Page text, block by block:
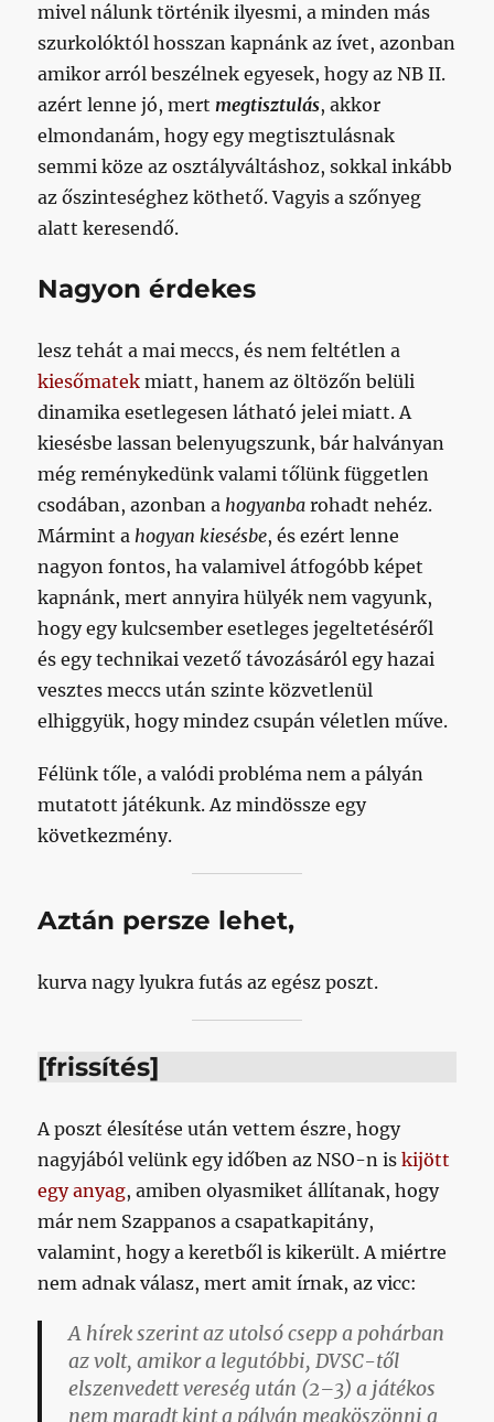
mivel nálunk történik ilyesmi, a minden más
szurkolóktól hosszan kapnánk az ívet, azonban
amikor arról beszélnek egyesek, hogy az NB II.
azért lenne jó, mert megtisztulás, akkor
elmondanám, hogy egy megtisztulásnak
semmi köze az osztályváltáshoz, sokkal inkább
az őszinteséghez köthető. Vagyis a szőnyeg
alatt keresendő.
Nagyon érdekes
lesz tehát a mai meccs, és nem feltétlen a
kiesőmatek miatt, hanem az öltözőn belüli
dinamika esetlegesen látható jelei miatt. A
kiesésbe lassan belenyugszunk, bár halványan
még reménykedünk valami tőlünk független
csodában, azonban ahogyanba rohadt nehéz.
Mármint ahogyan kiesésbe, és ezért lenne
nagyon fontos, ha valamivel átfogóbb képet
kapnánk, mert annyira hülyék nem vagyunk,
hogy egy kulcsember esetleges jegeltetéséről
és egy technikai vezető távozásáról egy hazai
vesztes meccs után szinte közvetlenül
elhiggyük, hogy mindez csupán véletlen műve.
Félünk tőle, a valódi probléma nem a pályán
mutatott játékunk. Az mindössze egy
következmény.
Aztán persze lehet,
kurva nagy lyukra futás az egész poszt.
[frissítés]
A poszt élesítése után vettem észre, hogy
nagyjából velünk egy időben az NSO-n iskijött
egy anyag, amiben olyasmiket állítanak, hogy
már nem Szappanos a csapatkapitány,
valamint, hogy a keretből is kikerült. A miértre
nem adnak válasz, mert amit írnak, az vicc:
A hírek szerint az utolsó csepp a pohárban
az volt, amikor a legutóbbi, DVSC-től
elszenvedett vereség után (2–3) a játékos
nem maradt kint a pályán megköszönni a